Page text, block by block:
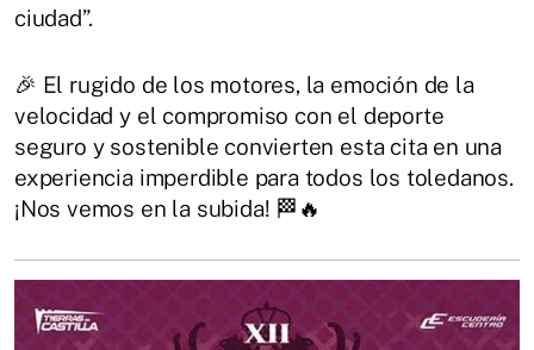
ciudad”.
🎉 El rugido de los motores, la emoción de la
velocidad y el compromiso con el deporte
seguro y sostenible convierten esta cita en una
experiencia imperdible para todos los toledanos.
¡Nos vemos en la subida! 🏁🔥